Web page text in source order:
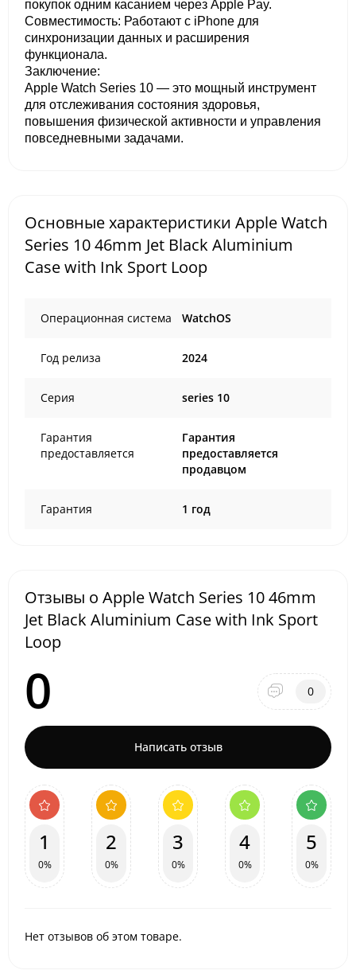
покупок одним касанием через Apple Pay.
Совместимость: Работают с iPhone для
синхронизации данных и расширения
функционала.
Заключение:
Apple Watch Series 10 — это мощный инструмент
для отслеживания состояния здоровья,
повышения физической активности и управления
повседневными задачами.
Основные характеристики Apple Watch
Series 10 46mm Jet Black Aluminium
Case with Ink Sport Loop
Операционная система WatchOS
Год релиза 2024
Серия series 10
Гарантия
предоставляется
Гарантия
предоставляется
продавцом
Гарантия 1 год
Отзывы о Apple Watch Series 10 46mm
Jet Black Aluminium Case with Ink Sport
Loop
0 0
Написать отзыв
1
0%
2
0%
3
0%
4
0%
5
0%
Нет отзывов об этом товаре.